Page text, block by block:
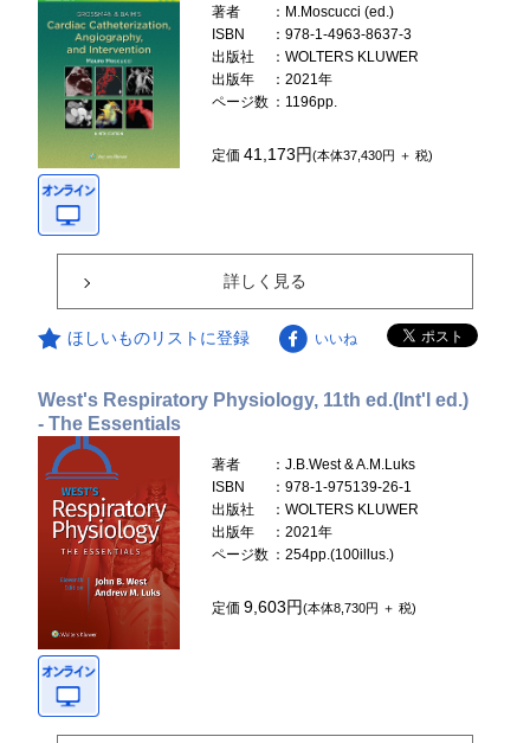
著者
：M.Moscucci (ed.)
ISBN
：978-1-4963-8637-3
出版社
：WOLTERS KLUWER
出版年
：2021年
ページ数 ：1196pp.
定価41,173円(本体37,430円 ＋ 税)
詳しく見る
ほしいものリストに登録 いいね
West's Respiratory Physiology, 11th ed.(Int'l ed.)
- The Essentials
著者
：J.B.West & A.M.Luks
ISBN
：978-1-975139-26-1
出版社
：WOLTERS KLUWER
出版年
：2021年
ページ数 ：254pp.(100illus.)
定価9,603円(本体8,730円 ＋ 税)